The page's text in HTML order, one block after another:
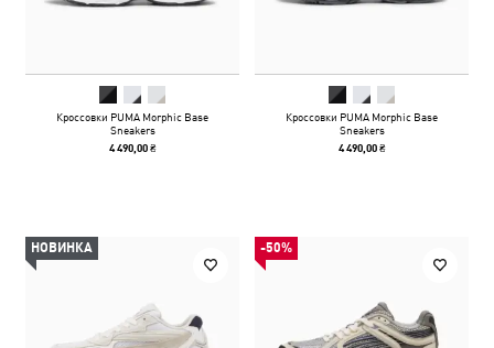
Кроссовки PUMA Morphic Base
Sneakers
4 490,00 ₴
Кроссовки PUMA Morphic Base
Sneakers
4 490,00 ₴
НОВИНКА -50%